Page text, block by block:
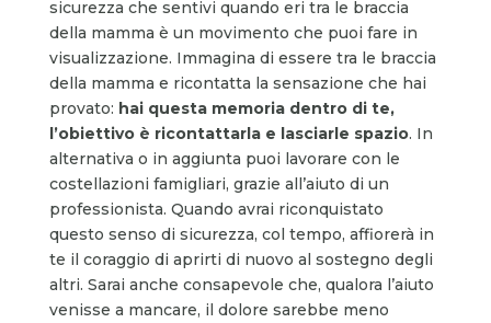
sicurezza che sentivi quando eri tra le braccia
della mamma è un movimento che puoi fare in
visualizzazione. Immagina di essere tra le braccia
della mamma e ricontatta la sensazione che hai
provato: hai questa memoria dentro di te,
l’obiettivo è ricontattarla e lasciarle spazio. In
alternativa o in aggiunta puoi lavorare con le
costellazioni famigliari, grazie all’aiuto di un
professionista. Quando avrai riconquistato
questo senso di sicurezza, col tempo, affiorerà in
te il coraggio di aprirti di nuovo al sostegno degli
altri. Sarai anche consapevole che, qualora l’aiuto
venisse a mancare, il dolore sarebbe meno